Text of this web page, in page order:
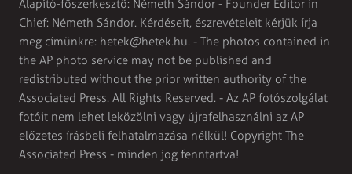
Alapító-főszerkesztő: Németh Sándor - Founder Editor in
Chief: Németh Sándor. Kérdéseit, észrevételeit kérjük írja
meg címünkre: hetek@hetek.hu. - The photos contained in
the AP photo service may not be published and
redistributed without the prior written authority of the
Associated Press. All Rights Reserved. - Az AP fotószolgálat
fotóit nem lehet leközölni vagy újrafelhasználni az AP
előzetes írásbeli felhatalmazása nélkül! Copyright The
Associated Press - minden jog fenntartva!